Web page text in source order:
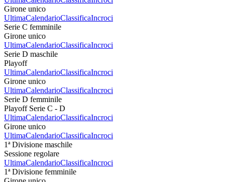
Girone unico
UltimaCalendarioClassificaIncroci
Serie C femminile
Girone unico
UltimaCalendarioClassificaIncroci
Serie D maschile
Playoff
UltimaCalendarioClassificaIncroci
Girone unico
UltimaCalendarioClassificaIncroci
Serie D femminile
Playoff Serie C - D
UltimaCalendarioClassificaIncroci
Girone unico
UltimaCalendarioClassificaIncroci
1ª Divisione maschile
Sessione regolare
UltimaCalendarioClassificaIncroci
1ª Divisione femminile